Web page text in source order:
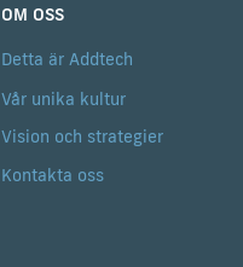
OM OSS
Detta är Addtech
Vår unika kultur
Vision och strategier
Kontakta oss